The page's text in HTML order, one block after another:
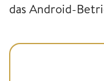
das Android-